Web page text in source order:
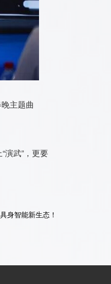
主题曲
演武”，更要
身智能新生态！